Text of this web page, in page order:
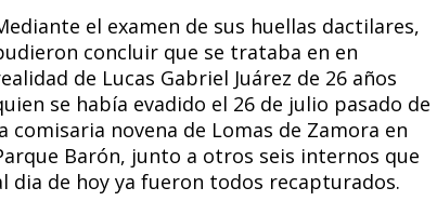
el examen de sus huellas dactilares,
concluir que se trataba en en
de Lucas Gabriel Juárez de 26 años
se había evadido el 26 de julio pasado de
comisaria novena de Lomas de Zamora en
Barón, junto a otros seis internos que
dia de hoy ya fueron todos recapturados.